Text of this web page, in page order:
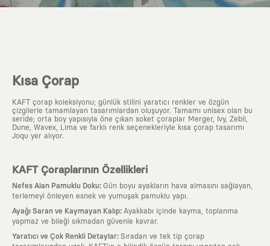
Kısa Çorap
KAFT çorap koleksiyonu; günlük stilini yaratıcı renkler ve özgün
çizgilerle tamamlayan tasarımlardan oluşuyor. Tamamı unisex olan bu
seride; orta boy yapısıyla öne çıkan soket çoraplar Merger, Ivy, Zebil,
Dune, Wavex, Lima ve farklı renk seçenekleriyle kısa çorap tasarımı
Joqu yer alıyor.
KAFT Çoraplarının Özellikleri
Nefes Alan Pamuklu Doku: Gün boyu ayakların hava almasını sağlayan,
terlemeyi önleyen esnek ve yumuşak pamuklu yapı.
Ayağı Saran ve Kaymayan Kalıp: Ayakkabı içinde kayma, toplanma
yapmaz ve bileği sıkmadan güvenle kavrar.
Yaratıcı ve Çok Renkli Detaylar: Sıradan ve tek tip çorap